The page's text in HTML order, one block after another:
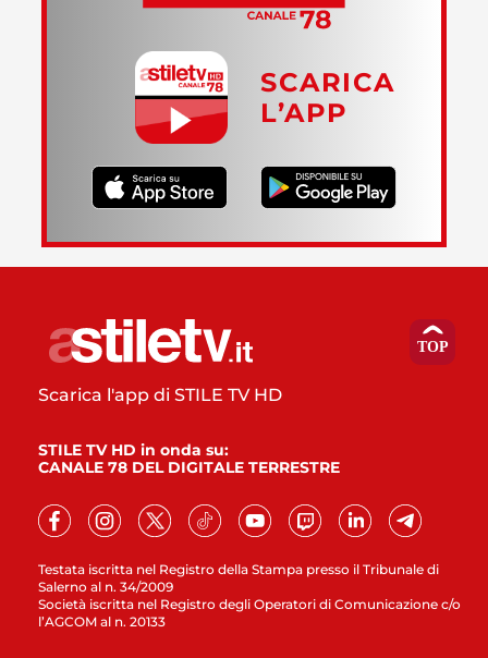
SCARICA
L’APP
Testata iscritta nel Registro della Stampa presso il Tribunale di
Salerno al n. 34/2009
Società iscritta nel Registro degli Operatori di Comunicazione c/o
l’AGCOM al n. 20133
Scarica l'app di STILE TV HD
STILE TV HD in onda su:
CANALE 78 DEL DIGITALE TERRESTRE